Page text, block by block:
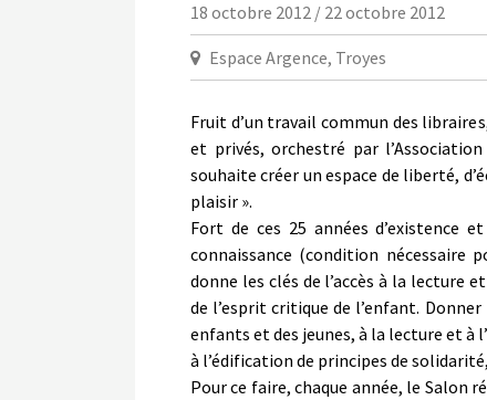
18 octobre 2012 / 22 octobre 2012
Espace Argence, Troyes
Fruit d’un travail commun des
et privés, orchestré par
souhaite créer un espace de liberté,
plaisir ».
Fort de ces 25 années d’existence
connaissance (condition nécessaire
donne les clés de l’accès à la lecture
de l’esprit critique de l’enfant.
enfants et des jeunes, à la lecture et à
à l’édification de principes de
Pour ce faire, chaque année, le Salon